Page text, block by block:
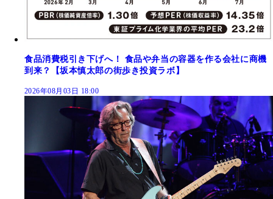
食品消費税引き下げへ！ 食品や弁当の容器を作る会社に商機
到来？【坂本慎太郎の街歩き投資ラボ】
2026年08月03日 18:00